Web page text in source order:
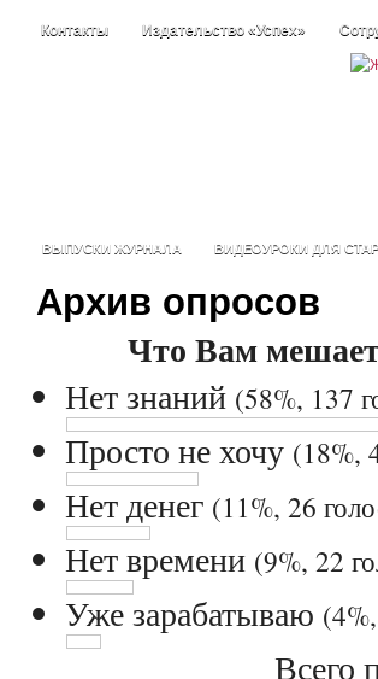
Контакты Издательство «Успех»
ВЫПУСКИ ЖУРНАЛА ВИДЕОУРОКИ ДЛЯ
Архив опросов
Что Вам
Нет знаний (58%, 137
Просто не хочу (18%,
Нет денег (11%, 26
Нет времени (9%, 22
Уже зарабатываю
Всего